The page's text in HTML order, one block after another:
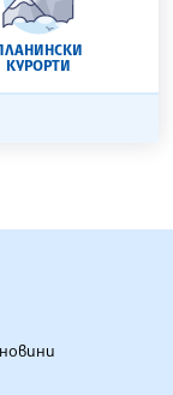
КУРОРТИ